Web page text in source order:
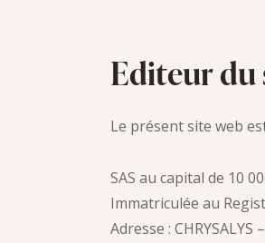
Editeur du
Le présent site web
SAS au capital de 10
Immatriculée au
Adresse :